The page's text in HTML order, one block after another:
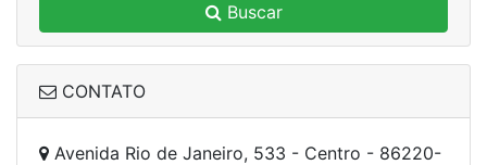
Buscar
CONTATO
Avenida Rio de Janeiro, 533 - Centro - 86220-